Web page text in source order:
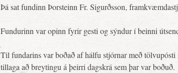
Þá sat fundinn Þorsteinn Fr. Sigurðsson,
Fundurinn var opinn fyrir gesti og sýndur í beinni
Til fundarins var boðað af hálfu stjórnar með
tillaga að breytingu á þeirri dagskrá sem þar var boðuð.